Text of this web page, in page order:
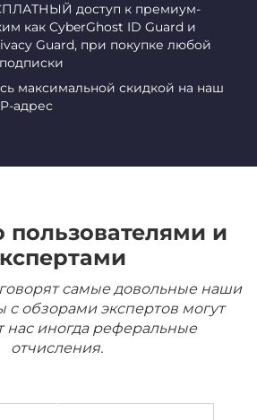
доступ к премиум-
как CyberGhost ID Guard и
Guard, при покупке любой
максимальной скидкой на наш
адрес
и
самые довольные наши
с обзорами экспертов могут
нас иногда реферальные
отчисления.